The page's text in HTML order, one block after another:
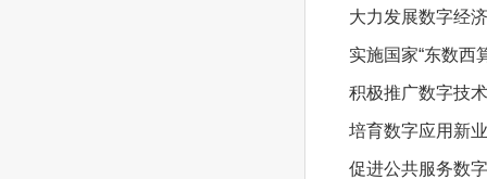
大力发展数字经
实施国家“东数西
积极推广数字技
培育数字应用新
促进公共服务数